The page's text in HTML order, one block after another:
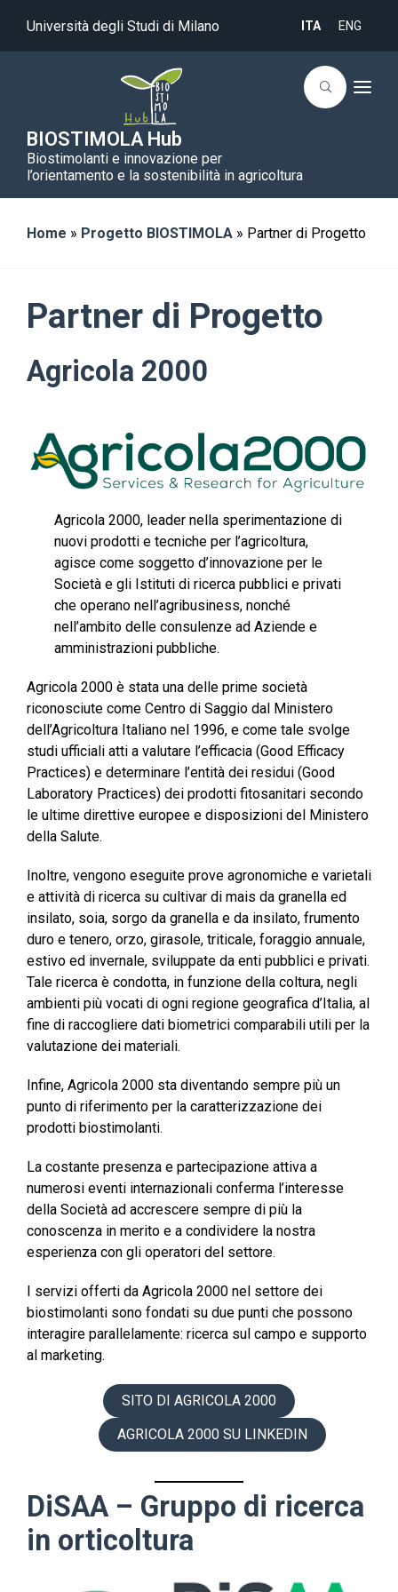
Università degli Studi di Milano ITA ENG
BIOSTIMOLA Hub
Biostimolanti e innovazione per
l’orientamento e la sostenibilità in agricoltura
T
v
Home » Progetto BIOSTIMOLA » Partner di Progetto
Partner di Progetto
Agricola 2000
Agricola 2000, leader nella sperimentazione di
nuovi prodotti e tecniche per l’agricoltura,
agisce come soggetto d’innovazione per le
Società e gli Istituti di ricerca pubblici e privati
che operano nell’agribusiness, nonché
nell’ambito delle consulenze ad Aziende e
amministrazioni pubbliche.
Agricola 2000 è stata una delle prime società
riconosciute come Centro di Saggio dal Ministero
dell’Agricoltura Italiano nel 1996, e come tale svolge
studi ufficiali atti a valutare l’efficacia (Good Efficacy
Practices) e determinare l’entità dei residui (Good
Laboratory Practices) dei prodotti fitosanitari secondo
le ultime direttive europee e disposizioni del Ministero
della Salute.
Inoltre, vengono eseguite prove agronomiche e varietali
e attività di ricerca su cultivar di mais da granella ed
insilato, soia, sorgo da granella e da insilato, frumento
duro e tenero, orzo, girasole, triticale, foraggio annuale,
estivo ed invernale, sviluppate da enti pubblici e privati.
Tale ricerca è condotta, in funzione della coltura, negli
ambienti più vocati di ogni regione geografica d’Italia, al
fine di raccogliere dati biometrici comparabili utili per la
valutazione dei materiali.
Infine, Agricola 2000 sta diventando sempre più un
punto di riferimento per la caratterizzazione dei
prodotti biostimolanti.
La costante presenza e partecipazione attiva a
numerosi eventi internazionali conferma l’interesse
della Società ad accrescere sempre di più la
conoscenza in merito e a condividere la nostra
esperienza con gli operatori del settore.
I servizi offerti da Agricola 2000 nel settore dei
biostimolanti sono fondati su due punti che possono
interagire parallelamente: ricerca sul campo e supporto
al marketing.
SITO DI AGRICOLA 2000
AGRICOLA 2000 SU LINKEDIN
DiSAA – Gruppo di ricerca
in orticoltura